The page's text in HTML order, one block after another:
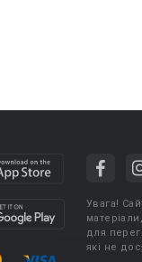
Увага!
для
які не